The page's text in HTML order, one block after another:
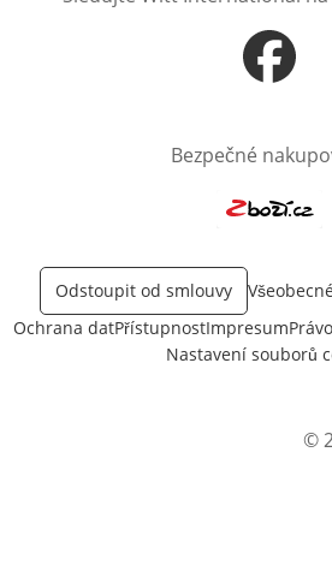
Otevře v
Bezpečné
Odstoupit od smlouvy
Ochrana datPřístupnostImpresum
Nastavení souborů
©